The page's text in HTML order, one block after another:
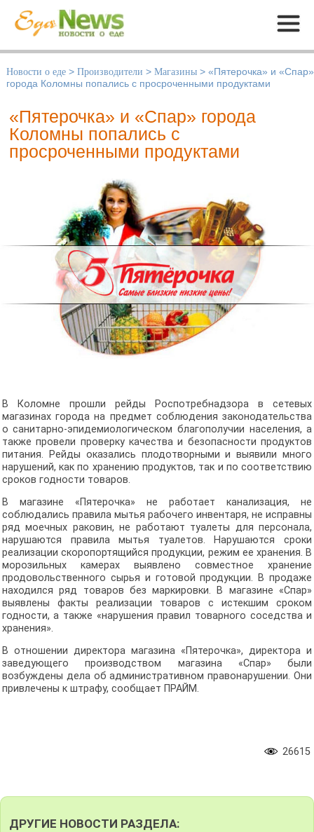
Меню
Новости о еде > Производители > Магазины > «Пятерочка» и «Спар»
города Коломны попались с просроченными продуктами
«Пятерочка» и «Спар» города
Коломны попались с
просроченными продуктами
В Коломне прошли рейды Роспотребнадзора в сетевых
магазинах города на предмет соблюдения законодательства
о санитарно-эпидемиологическом благополучии населения, а
также провели проверку качества и безопасности продуктов
питания. Рейды оказались плодотворными и выявили много
нарушений, как по хранению продуктов, так и по соответствию
сроков годности товаров.
В магазине «Пятерочка» не работает канализация, не
соблюдались правила мытья рабочего инвентаря, не исправны
ряд моечных раковин, не работают туалеты для персонала,
нарушаются правила мытья туалетов. Нарушаются сроки
реализации скоропортящийся продукции, режим ее хранения. В
морозильных камерах выявлено совместное хранение
продовольственного сырья и готовой продукции. В продаже
находился ряд товаров без маркировки. В магазине «Спар»
выявлены факты реализации товаров с истекшим сроком
годности, а также «нарушения правил товарного соседства и
хранения».
В отношении директора магазина «Пятерочка», директора и
заведующего производством магазина «Спар» были
возбуждены дела об административном правонарушении. Они
привлечены к штрафу, сообщает ПРАЙМ.
26615
ДРУГИЕ НОВОСТИ РАЗДЕЛА: